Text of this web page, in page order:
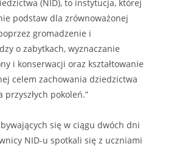
(NID), to instytucja, której
podstaw dla zrównoważonej
gromadzenie i
o zabytkach, wyznaczanie
i konserwacji oraz kształtowanie
celem zachowania dziedzictwa
pokoleń.”
się w ciągu dwóch dni
NID-u spotkali się z uczniami